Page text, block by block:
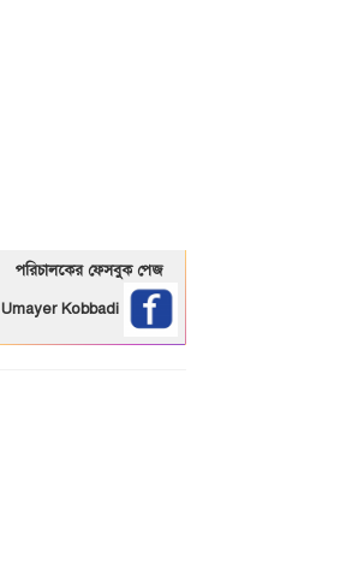
পরিচালকের ফেসবুক পেজ
Umayer Kobbadi